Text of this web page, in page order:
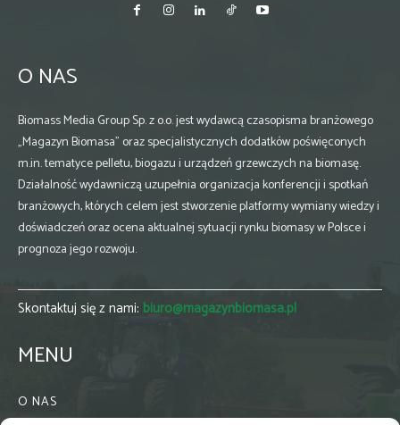
O NAS
Biomass Media Group Sp. z o.o. jest wydawcą czasopisma branżowego
„Magazyn Biomasa” oraz specjalistycznych dodatków poświęconych
m.in. tematyce pelletu, biogazu i urządzeń grzewczych na biomasę.
Działalność wydawniczą uzupełnia organizacja konferencji i spotkań
branżowych, których celem jest stworzenie platformy wymiany wiedzy i
doświadczeń oraz ocena aktualnej sytuacji rynku biomasy w Polsce i
prognoza jego rozwoju.
Skontaktuj się z nami: biuro@magazynbiomasa.pl
MENU
O NAS